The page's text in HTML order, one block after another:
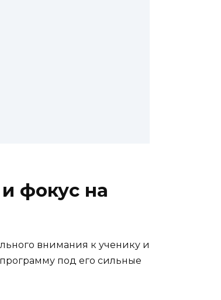
фокус на
внимания к ученику и
под его сильные